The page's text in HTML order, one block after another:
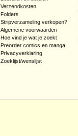
Verzendkosten
Folders
Stripverzameling verkopen?
Algemene voorwaarden
Hoe vind je wat je zoekt
Preorder comics en manga
Privacyverklaring
Zoeklijst/wenslijst